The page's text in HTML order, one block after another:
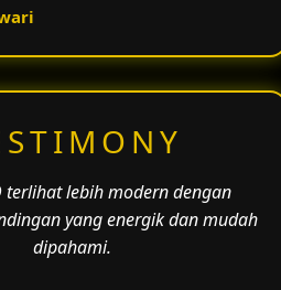
terlihat lebih modern dengan
yang energik dan mudah
dipahami.